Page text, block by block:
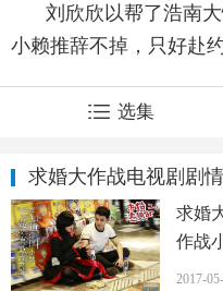
刘欣欣以帮了浩南
小赖推辞不掉，只好赴约
选集
求婚大作战电视剧剧
求婚
作战
料、
2017-